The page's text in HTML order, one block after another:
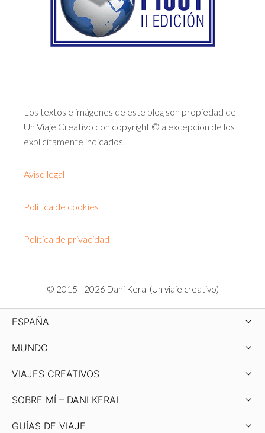
Los textos e imágenes de este blog son propiedad de
Un Viaje Creativo con copyright © a excepción de los
explícitamente indicados.
Aviso legal
Política de cookies
Política de privacidad
© 2015 - 2026 Dani Keral (Un viaje creativo)
ESPAÑA
MUNDO
VIAJES CREATIVOS
SOBRE MÍ – DANI KERAL
GUÍAS DE VIAJE